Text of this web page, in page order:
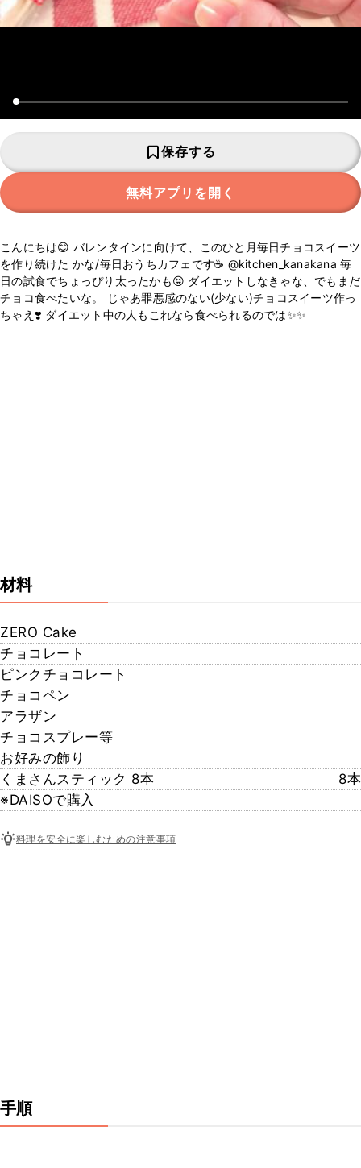
保存する
無料アプリを開く
こんにちは😊 バレンタインに向けて、このひと月毎日チョコスイーツ
を作り続けた かな/毎日おうちカフェです☕️ @kitchen_kanakana 毎
日の試食でちょっぴり太ったかも😝 ダイエットしなきゃな、でもまだ
チョコ食べたいな。 じゃあ罪悪感のない(少ない)チョコスイーツ作っ
ちゃえ❣️ ダイエット中の人もこれなら食べられるのでは✨✨
材料
ZERO Cake
チョコレート
ピンクチョコレート
チョコペン
アラザン
チョコスプレー等
お好みの飾り
くまさんスティック 8本
8本
※DAISOで購入
料理を安全に楽しむための注意事項
手順